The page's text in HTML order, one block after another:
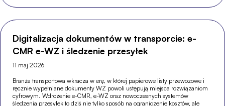
Digitalizacja dokumentów w transporcie: e-
CMR e-WZ i śledzenie przesyłek
11 maj 2026
Branża transportowa wkracza w erę, w której papierowe listy przewozowe i
ręcznie wypełniane dokumenty WZ powoli ustępują miejsca rozwiązaniom
cyfrowym. Wdrożenie e-CMR, e-WZ oraz nowoczesnych systemów
śledzenia przesyłek to dziś nie tylko sposób na ograniczenie kosztów, ale